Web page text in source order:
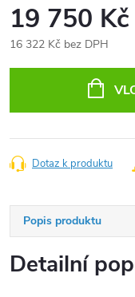
19 750 Kč
16 322 Kč bez DPH
Dotaz k produktu
Popis produktu
Detailní